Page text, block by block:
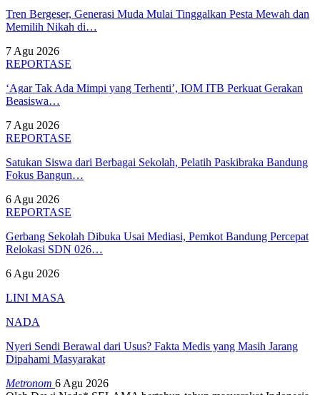
Tren Bergeser, Generasi Muda Mulai Tinggalkan Pesta Mewah dan
Memilih Nikah di…
7 Agu 2026
REPORTASE
‘Agar Tak Ada Mimpi yang Terhenti’, IOM ITB Perkuat Gerakan
Beasiswa…
7 Agu 2026
REPORTASE
Satukan Siswa dari Berbagai Sekolah, Pelatih Paskibraka Bandung
Fokus Bangun…
6 Agu 2026
REPORTASE
Gerbang Sekolah Dibuka Usai Mediasi, Pemkot Bandung Percepat
Relokasi SDN 026…
6 Agu 2026
LINI MASA
NADA
Nyeri Sendi Berawal dari Usus? Fakta Medis yang Masih Jarang
Dipahami Masyarakat
Metronom 6 Agu 2026